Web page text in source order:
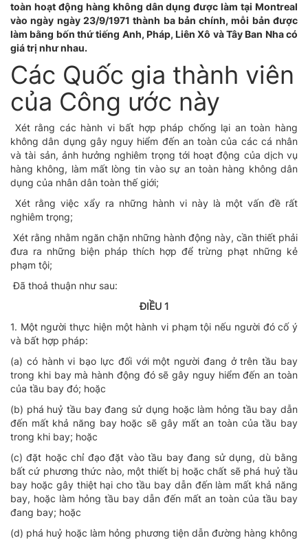
toàn hoạt động hàng không dân dụng được làm tại Montreal
vào ngày ngày 23/9/1971 thành ba bản chính, mỗi bản được
làm bằng bốn thứ tiếng Anh, Pháp, Liên Xô và Tây Ban Nha có
giá trị như nhau.
Các Quốc gia thành viên
của Công ước này
Xét rằng các hành vi bất hợp pháp chống lại an toàn hàng
không dân dụng gây nguy hiểm đến an toàn của các cá nhân
và tài sản, ảnh hưởng nghiêm trọng tới hoạt động của dịch vụ
hàng không, làm mất lòng tin vào sự an toàn hàng không dân
dụng của nhân dân toàn thế giới;
Xét rằng việc xẩy ra những hành vi này là một vấn đề rất
nghiêm trọng;
Xét rằng nhằm ngăn chặn những hành động này, cần thiết phải
đưa ra những biện pháp thích hợp để trừng phạt những kẻ
phạm tội;
Đã thoả thuận như sau:
ĐIỀU 1
1. Một người thực hiện một hành vi phạm tội nếu người đó cố ý
và bất hợp pháp:
(a) có hành vi bạo lực đối với một người đang ở trên tầu bay
trong khi bay mà hành động đó sẽ gây nguy hiểm đến an toàn
của tầu bay đó; hoặc
(b) phá huỷ tầu bay đang sử dụng hoặc làm hỏng tầu bay dẫn
đến mất khả năng bay hoặc sẽ gây mất an toàn của tầu bay
trong khi bay; hoặc
(c) đặt hoặc chỉ đạo đặt vào tầu bay đang sử dụng, dù bằng
bất cứ phương thức nào, một thiết bị hoặc chất sẽ phá huỷ tầu
bay hoặc gây thiệt hại cho tầu bay dẫn đến làm mất khả năng
bay, hoặc làm hỏng tầu bay dẫn đến mất an toàn của tầu bay
đang bay; hoặc
(d) phá huỷ hoặc làm hỏng phương tiện dẫn đường hàng không